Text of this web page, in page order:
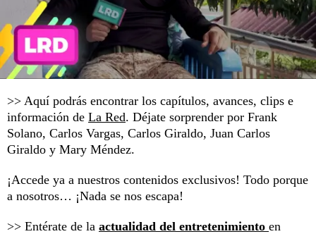
>> Aquí podrás encontrar los capítulos, avances, clips e
información de La Red. Déjate sorprender por Frank
Solano, Carlos Vargas, Carlos Giraldo, Juan Carlos
Giraldo y Mary Méndez.
¡Accede ya a nuestros contenidos exclusivos! Todo porque
a nosotros… ¡Nada se nos escapa!
>> Entérate de la actualidad del entretenimiento en